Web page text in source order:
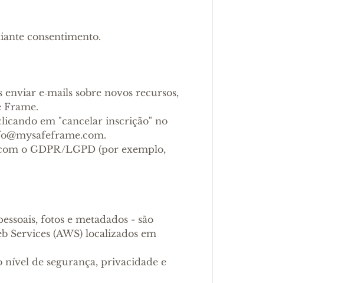
consentimento.
e‑mails sobre novos recursos,
Frame.
em "cancelar inscrição" no
o GDPR/LGPD (por exemplo,
fotos e metadados - são
Services (AWS) localizados em
nível de segurança, privacidade e